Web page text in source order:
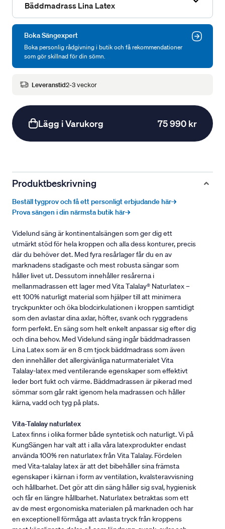
Bäddmadrass Lina Latex
Boka Sängexpert
Boka personlig rådgivning i butik och få rekommendationer
som gör skillnad för din sömn.
Leveranstid2-3 veckor
Lägg i Varukorg 75 990 kr
Produktbeskrivning
Beställ tygprov och få ett personligt erbjudande här→
Prova sängen i din närmsta butik här→
Videlund säng är kontinentalsängen som ger dig ett
utmärkt stöd för hela kroppen och alla dess konturer, precis
där du behöver det. Med fyra resårlager får du en av
marknadens stadigaste och mest robusta sängar som
håller livet ut. Dessutom innehåller resårerna i
mellanmadrassen ett lager med Vita Talalay® Naturlatex –
ett 100% naturligt material som hjälper till att minimera
tryckpunkter och öka blodcirkulationen i kroppen samtidigt
som den avlastar dina axlar, höfter, svank och ryggradens
form perfekt. En säng som helt enkelt anpassar sig efter dig
och dina behov. Med Videlund säng ingår bäddmadrassen
Lina Latex som är en 8 cm tjock bäddmadrass som även
den innehåller det allergivänliga naturmaterialet Vita
Talalay-latex med ventilerande egenskaper som effektivt
leder bort fukt och värme. Bäddmadrassen är pikerad med
sömmar som går rakt igenom hela madrassen och håller
kärna, vadd och tyg på plats.
Vita-Talalay naturlatex
Latex finns i olika former både syntetisk och naturligt. Vi på
KungSängen har valt att i alla våra latexprodukter endast
använda 100% ren naturlatex från Vita Talalay. Fördelen
med Vita-talalay latex är att det bibehåller sina främsta
egenskaper i kärnan i form av ventilation, kvalsteravvisning
och hållbarhet. Det gör att din säng håller sig sval, hygienisk
och får en längre hållbarhet. Naturlatex betraktas som ett
av de mest ergonomiska materialen på marknaden och har
en exceptionell förmåga att avlasta tryck från kroppens